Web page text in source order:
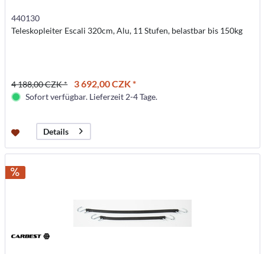
440130
Teleskopleiter Escali 320cm, Alu, 11 Stufen, belastbar bis 150kg
4 188,00 CZK * 3 692,00 CZK *
Sofort verfügbar. Lieferzeit 2-4 Tage.
Details